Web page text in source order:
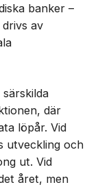
banker –
av
där
löpår. Vid
utveckling och
ut. Vid
året, men